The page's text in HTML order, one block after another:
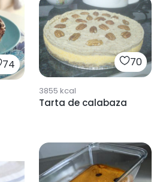
74 70
3855 kcal
Tarta de calabaza